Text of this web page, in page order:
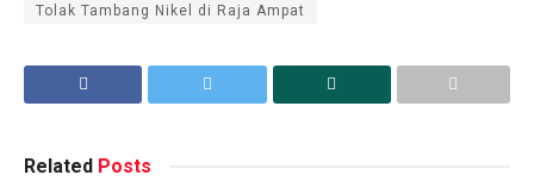
Tolak Tambang Nikel di Raja Ampat
Related Posts